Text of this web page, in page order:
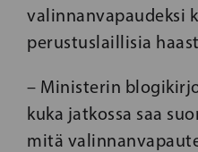
valinnanvapaudeksi
perustuslaillisia
– Ministerin
kuka jatkossa saa
mitä